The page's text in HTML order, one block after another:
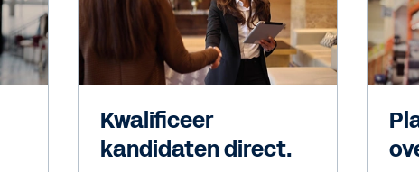
Kwalificeer
kandidaten direct.